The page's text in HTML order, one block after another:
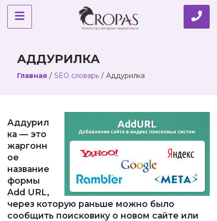
АДДУРИЛКА
Главная / SEO словарь / Аддурилка
Аддурил
ка — это
жаргонн
ое
название
формы
Add URL,
через которую раньше можно было
сообщить поисковику о новом сайте или